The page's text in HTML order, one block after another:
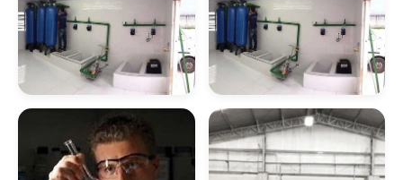
Filtro Removedor De
Ferro E Manganês
Removedor De
Ferrugem Para Ferro